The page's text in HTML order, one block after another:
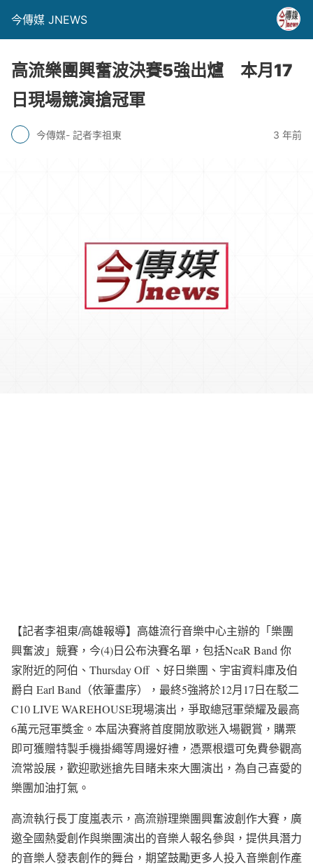
今傳媒 JNEWS
高流樂團興奮波決賽5強出爐 本月17
日現場競演搶冠軍
今傳媒- 記者李祖東 3 年前
【記者李祖東/高雄報導】高雄流行音樂中心主辦的「樂團
興奮波」競賽，今(4)日公布決賽名單，包括NeaR Band 你
家附近的阿伯、Thursday Off 、好日樂團、宇宙資料庫及伯
爵白 Earl Band（依筆畫序），最終5強將於12月17日在駁二
C10 LIVE WAREHOUSE現場演出，爭取總冠軍榮耀及最高
6萬元冠軍獎金。本屆決賽將首度開放歌迷入場觀賞，購票
即可獲贈特製手機掛繩等周邊好禮，憑票根還可免費參觀高
流常設展，歡迎歌迷搶先目睹未來大團演出，為自己喜愛的
樂團加油打氣。
高流執行長丁度嵐表示，高流辦理樂團興奮波創作大賽，廣
邀全國熱愛創作與樂團演出的音樂人報名參與，提供具潛力
的音樂人發表創作的舞台，期望鼓勵更多人投入音樂創作產